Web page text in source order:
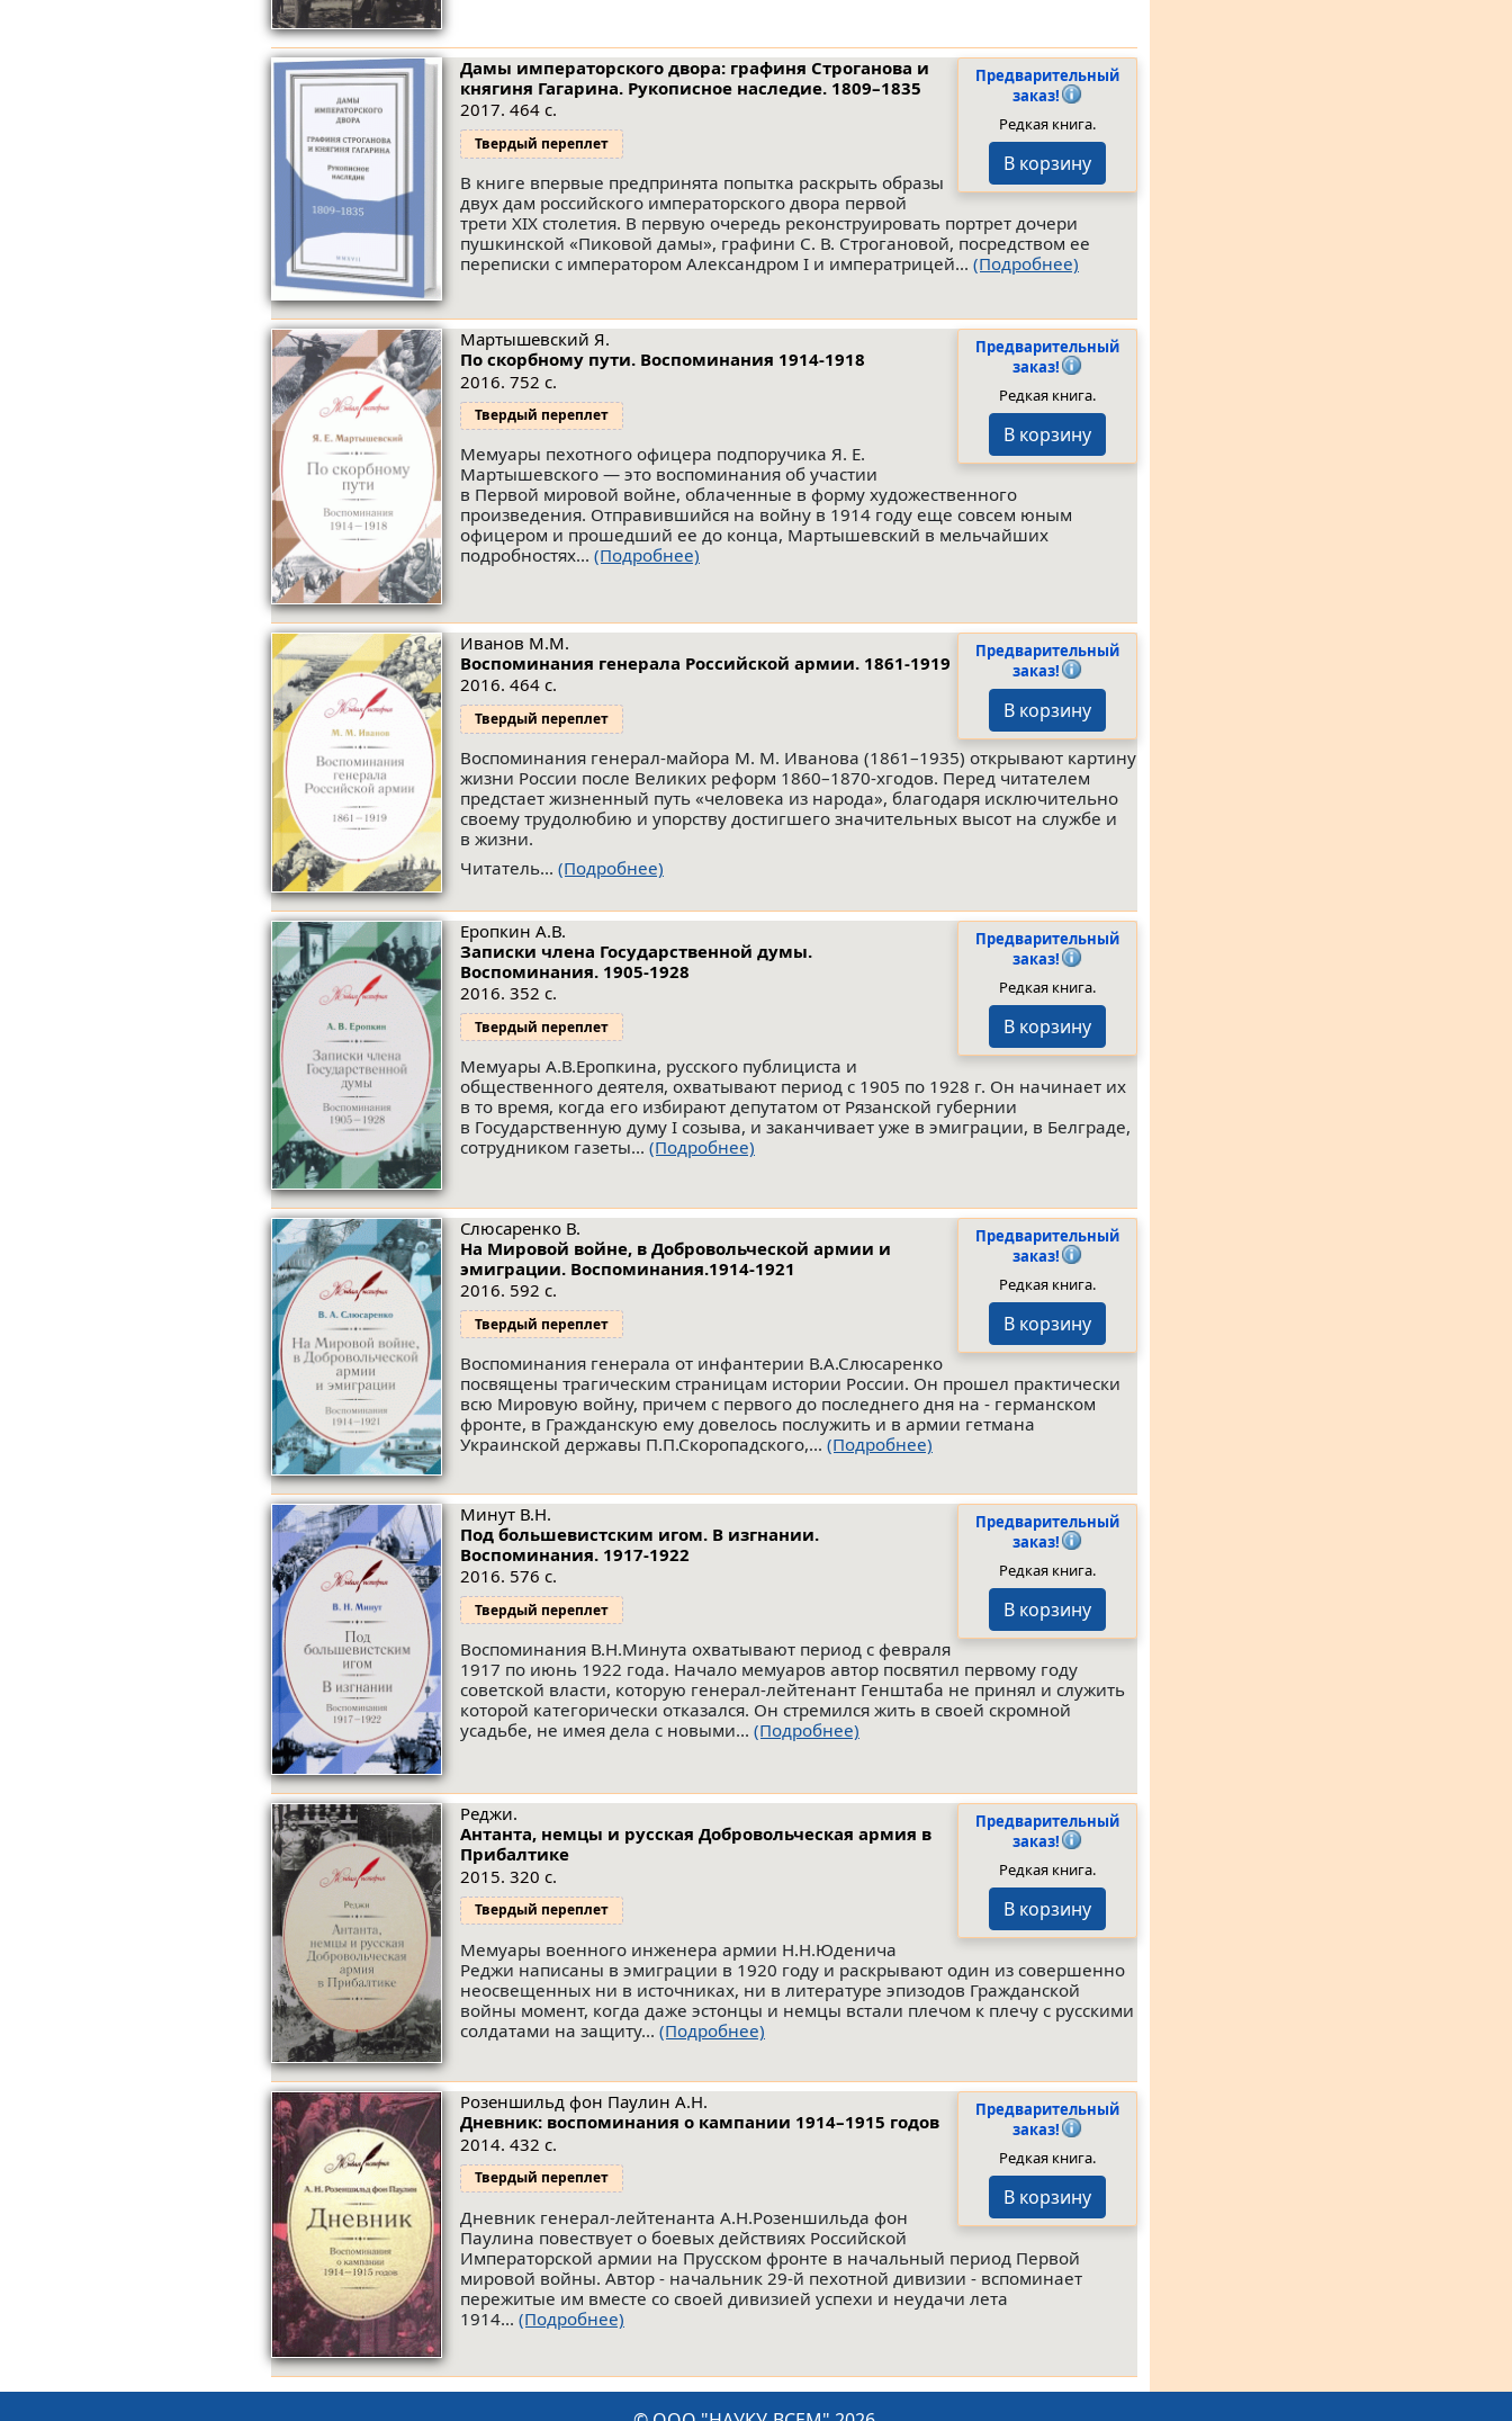
Предварительный
заказ!
Редкая книга.
В корзину
Дамы императорского двора: графиня Строганова и
княгиня Гагарина. Рукописное наследие. 1809–1835
2017. 464 с.
Твердый переплет
В книге впервые предпринята попытка раскрыть образы
двух дам российского императорского двора первой
трети XIX столетия. В первую очередь реконструировать портрет дочери
пушкинской «Пиковой дамы», графини С. В. Строгановой, посредством ее
переписки с императором Александром I и императрицей... (Подробнее)
Предварительный
заказ!
Редкая книга.
В корзину
Мартышевский Я.
По скорбному пути. Воспоминания 1914-1918
2016. 752 с.
Твердый переплет
Мемуары пехотного офицера подпоручика Я. Е.
Мартышевского — это воспоминания об участии
в Первой мировой войне, облаченные в форму художественного
произведения. Отправившийся на войну в 1914 году еще совсем юным
офицером и прошедший ее до конца, Мартышевский в мельчайших
подробностях... (Подробнее)
Предварительный
заказ!
В корзину
Иванов М.М.
Воспоминания генерала Российской армии. 1861-1919
2016. 464 с.
Твердый переплет
Воспоминания генерал-майора М. М. Иванова (1861–1935) открывают картину
жизни России после Великих реформ 1860–1870-хгодов. Перед читателем
предстает жизненный путь «человека из народа», благодаря исключительно
своему трудолюбию и упорству достигшего значительных высот на службе и
в жизни.
Читатель... (Подробнее)
Предварительный
заказ!
Редкая книга.
В корзину
Еропкин А.В.
Записки члена Государственной думы.
Воспоминания. 1905-1928
2016. 352 с.
Твердый переплет
Мемуары А.В.Еропкина, русского публициста и
общественного деятеля, охватывают период с 1905 по 1928 г. Он начинает их
в то время, когда его избирают депутатом от Рязанской губернии
в Государственную думу I созыва, и заканчивает уже в эмиграции, в Белграде,
сотрудником газеты... (Подробнее)
Предварительный
заказ!
Редкая книга.
В корзину
Слюсаренко В.
На Мировой войне, в Добровольческой армии и
эмиграции. Воспоминания.1914-1921
2016. 592 с.
Твердый переплет
Воспоминания генерала от инфантерии В.А.Слюсаренко
посвящены трагическим страницам истории России. Он прошел практически
всю Мировую войну, причем с первого до последнего дня на - германском
фронте, в Гражданскую ему довелось послужить и в армии гетмана
Украинской державы П.П.Скоропадского,... (Подробнее)
Предварительный
заказ!
Редкая книга.
В корзину
Минут В.Н.
Под большевистским игом. В изгнании.
Воспоминания. 1917-1922
2016. 576 с.
Твердый переплет
Воспоминания В.Н.Минута охватывают период с февраля
1917 по июнь 1922 года. Начало мемуаров автор посвятил первому году
советской власти, которую генерал-лейтенант Генштаба не принял и служить
которой категорически отказался. Он стремился жить в своей скромной
усадьбе, не имея дела с новыми... (Подробнее)
Предварительный
заказ!
Редкая книга.
В корзину
Реджи.
Антанта, немцы и русская Добровольческая армия в
Прибалтике
2015. 320 с.
Твердый переплет
Мемуары военного инженера армии Н.Н.Юденича
Реджи написаны в эмиграции в 1920 году и раскрывают один из совершенно
неосвещенных ни в источниках, ни в литературе эпизодов Гражданской
войны момент, когда даже эстонцы и немцы встали плечом к плечу с русскими
солдатами на защиту... (Подробнее)
Предварительный
заказ!
Редкая книга.
В корзину
Розеншильд фон Паулин А.Н.
Дневник: воспоминания о кампании 1914–1915 годов
2014. 432 с.
Твердый переплет
Дневник генерал-лейтенанта А.Н.Розеншильда фон
Паулина повествует о боевых действиях Российской
Императорской армии на Прусском фронте в начальный период Первой
мировой войны. Автор - начальник 29-й пехотной дивизии - вспоминает
пережитые им вместе со своей дивизией успехи и неудачи лета
1914... (Подробнее)